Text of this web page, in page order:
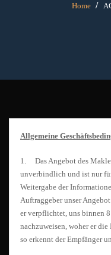
Home
Allgemeine
1. Das Angebot des
unverbindlich und ist nur
Weitergabe der
Auftraggeber unser
er verpflichtet, uns binnen
nachzuweisen, woher er
so erkennt der Empfänger